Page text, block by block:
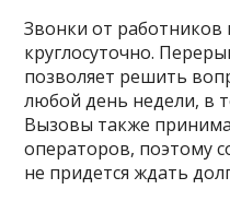
Звонки от
круглосуточно.
позволяет решить
любой день недели, в
Вызовы также
операторов, поэтому
не придется ждать